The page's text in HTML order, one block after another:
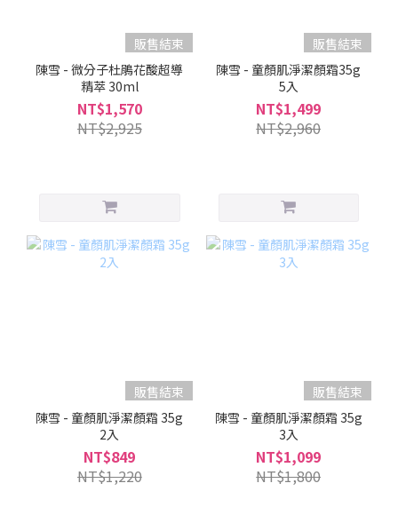
販售結束
陳雪 - 微分子杜鵑花酸超導
精萃 30ml
NT$1,570
NT$2,925
販售結束
陳雪 - 童顏肌淨潔顏霜35g
5入
NT$1,499
NT$2,960
販售結束
陳雪 - 童顏肌淨潔顏霜 35g
2入
NT$849
NT$1,220
販售結束
陳雪 - 童顏肌淨潔顏霜 35g
3入
NT$1,099
NT$1,800